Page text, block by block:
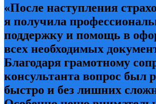
«После наступления
я получила
поддержку и помощь в
всех необходимых
Благодаря грамотному
консультанта вопрос был
быстро и без лишних